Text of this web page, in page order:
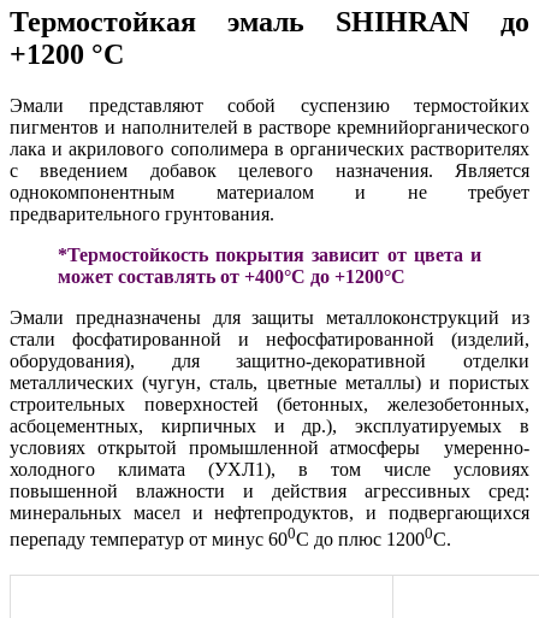
Термостойкая эмаль SHIHRAN до
+1200 °C
Эмали представляют собой суспензию термостойких
пигментов и наполнителей в растворе кремнийорганического
лака и акрилового сополимера в органических растворителях
с введением добавок целевого назначения. Является
однокомпонентным материалом и не требует
предварительного грунтования.
*Термостойкость покрытия зависит от цвета и
может составлять от +400°С до +1200°С
Эмали предназначены для защиты металлоконструкций из
стали фосфатированной и нефосфатированной (изделий,
оборудования), для защитно-декоративной отделки
металлических (чугун, сталь, цветные металлы) и пористых
строительных поверхностей (бетонных, железобетонных,
асбоцементных, кирпичных и др.), эксплуатируемых в
условиях открытой промышленной атмосферы умеренно-
холодного климата (УХЛ1), в том числе условиях
повышенной влажности и действия агрессивных сред:
минеральных масел и нефтепродуктов, и подвергающихся
перепаду температур от минус 600С до плюс 12000С.